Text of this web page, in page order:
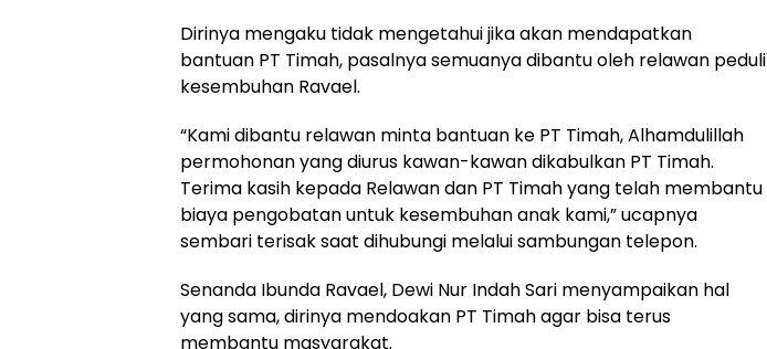
Dirinya mengaku tidak mengetahui jika akan mendapatkan
bantuan PT Timah, pasalnya semuanya dibantu oleh relawan peduli
kesembuhan Ravael.
“Kami dibantu relawan minta bantuan ke PT Timah, Alhamdulillah
permohonan yang diurus kawan-kawan dikabulkan PT Timah.
Terima kasih kepada Relawan dan PT Timah yang telah membantu
biaya pengobatan untuk kesembuhan anak kami,” ucapnya
sembari terisak saat dihubungi melalui sambungan telepon.
Senanda Ibunda Ravael, Dewi Nur Indah Sari menyampaikan hal
yang sama, dirinya mendoakan PT Timah agar bisa terus
membantu masyarakat.